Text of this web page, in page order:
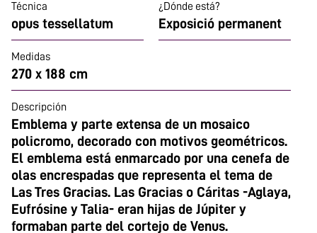
Técnica
opus tessellatum
¿Dónde está?
Exposició permanent
Medidas
270 x 188 cm
Descripción
Emblema y parte extensa de un mosaico
policromo, decorado con motivos geométricos.
El emblema está enmarcado por una cenefa de
olas encrespadas que representa el tema de
Las Tres Gracias. Las Gracias o Cáritas -Aglaya,
Eufrósine y Talia- eran hijas de Júpiter y
formaban parte del cortejo de Venus.